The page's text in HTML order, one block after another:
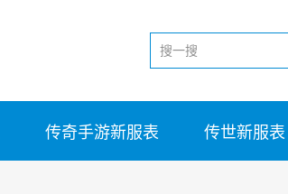
传奇手游新服表 传世新服表